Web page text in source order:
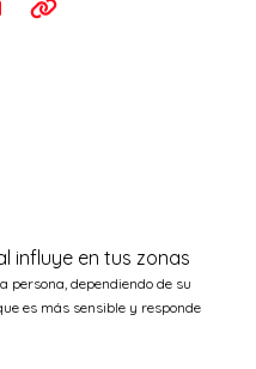
influye en tus zonas
persona, dependiendo de su
es más sensible y responde